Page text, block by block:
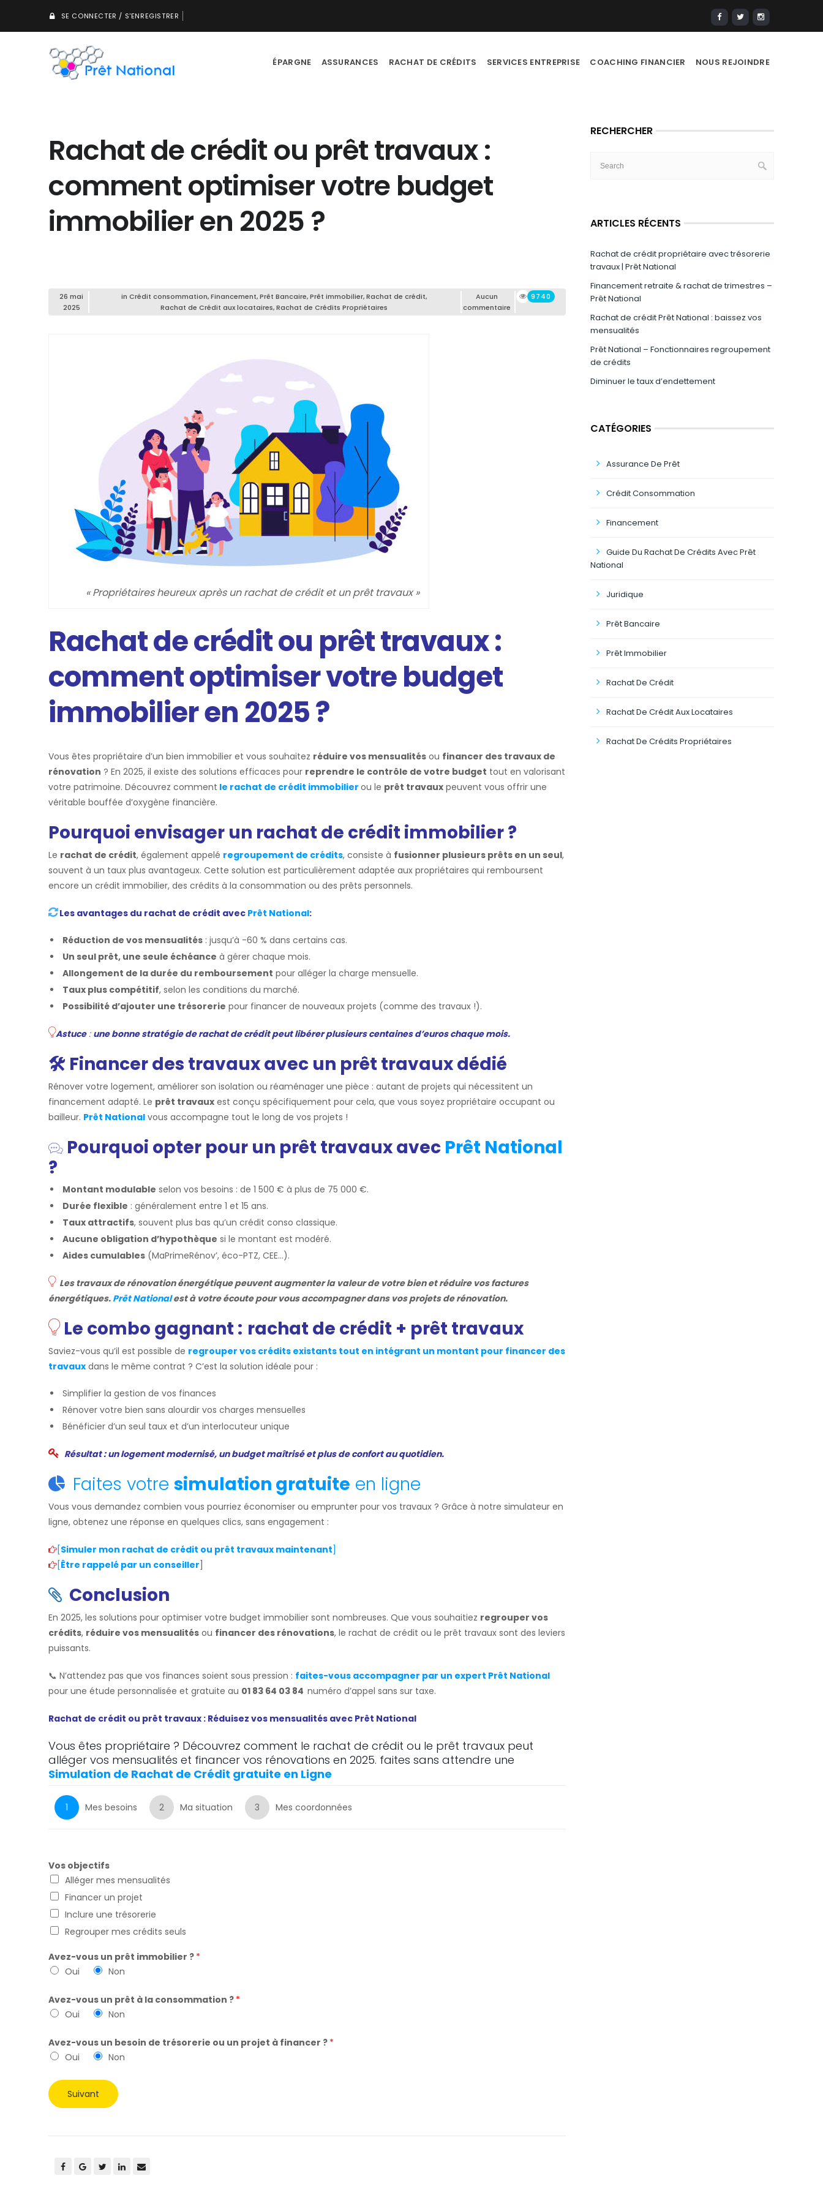
SE CONNECTER / S'ENREGISTRER
ÉPARGNE ASSURANCES RACHAT DE CRÉDITS SERVICES ENTREPRISE COACHING FINANCIER NOUS REJOINDRE
Rachat de crédit ou prêt travaux :
comment optimiser votre budget
immobilier en 2025 ?
26 mai
2025
in Crédit consommation,Financement,Prêt Bancaire,Prêt immobilier,Rachat de crédit,
Rachat de Crédit aux locataires,Rachat de Crédits Propriétaires
Aucun
commentaire
9740
« Propriétaires heureux après un rachat de crédit et un prêt travaux »
Rachat de crédit ou prêt travaux :
comment optimiser votre budget
immobilier en 2025 ?
Vous êtes propriétaire d’un bien immobilier et vous souhaitez réduire vos mensualités ou financer des travaux de
rénovation ? En 2025, il existe des solutions efficaces pour reprendre le contrôle de votre budget tout en valorisant
votre patrimoine. Découvrez comment le rachat de crédit immobilier ou le prêt travaux peuvent vous offrir une
véritable bouffée d’oxygène financière.
Pourquoi envisager un rachat de crédit immobilier ?
Le rachat de crédit, également appelé regroupement de crédits, consiste à fusionner plusieurs prêts en un seul,
souvent à un taux plus avantageux. Cette solution est particulièrement adaptée aux propriétaires qui remboursent
encore un crédit immobilier, des crédits à la consommation ou des prêts personnels.
Les avantages du rachat de crédit avec Prêt National:
Réduction de vos mensualités : jusqu’à -60 % dans certains cas.
Un seul prêt, une seule échéance à gérer chaque mois.
Allongement de la durée du remboursement pour alléger la charge mensuelle.
Taux plus compétitif, selon les conditions du marché.
Possibilité d’ajouter une trésorerie pour financer de nouveaux projets (comme des travaux !).
Astuce: une bonne stratégie de rachat de crédit peut libérer plusieurs centaines d’euros chaque mois.
🛠️ Financer des travaux avec un prêt travaux dédié
Rénover votre logement, améliorer son isolation ou réaménager une pièce : autant de projets qui nécessitent un
financement adapté. Le prêt travaux est conçu spécifiquement pour cela, que vous soyez propriétaire occupant ou
bailleur. Prêt National vous accompagne tout le long de vos projets !
Pourquoi opter pour un prêt travaux avec Prêt National
?
Montant modulable selon vos besoins : de 1 500 € à plus de 75 000 €.
Durée flexible : généralement entre 1 et 15 ans.
Taux attractifs, souvent plus bas qu’un crédit conso classique.
Aucune obligation d’hypothèque si le montant est modéré.
Aides cumulables (MaPrimeRénov’, éco-PTZ, CEE…).
Les travaux de rénovation énergétique peuvent augmenter la valeur de votre bien et réduire vos factures
énergétiques. Prêt Nationalest à votre écoute pour vous accompagner dans vos projets de rénovation.
Le combo gagnant : rachat de crédit + prêt travaux
Saviez-vous qu’il est possible de regrouper vos crédits existants tout en intégrant un montant pour financer des
travaux dans le même contrat ? C’est la solution idéale pour :
Simplifier la gestion de vos finances
Rénover votre bien sans alourdir vos charges mensuelles
Bénéficier d’un seul taux et d’un interlocuteur unique
Résultat : un logement modernisé, un budget maîtrisé et plus de confort au quotidien.
Faites votre simulation gratuite en ligne
Vous vous demandez combien vous pourriez économiser ou emprunter pour vos travaux ? Grâce à notre simulateur en
ligne, obtenez une réponse en quelques clics, sans engagement :
[Simuler mon rachat de crédit ou prêt travaux maintenant]
[Être rappelé par un conseiller
Conclusion
En 2025, les solutions pour optimiser votre budget immobilier sont nombreuses. Que vous souhaitiez regrouper vos
crédits, réduire vos mensualités ou financer des rénovations, le rachat de crédit ou le prêt travaux sont des leviers
puissants.
📞 N’attendez pas que vos finances soient sous pression : faites-vous accompagner par un expert Prêt National
pour une étude personnalisée et gratuite au 01 83 64 03 84 numéro d’appel sans sur taxe.
Rachat de crédit ou prêt travaux : Réduisez vos mensualités avec Prêt National
Vous êtes propriétaire ? Découvrez comment le rachat de crédit ou le prêt travaux peut
alléger vos mensualités et financer vos rénovations en 2025. faites sans attendre une
Simulation de Rachat de Crédit gratuite en Ligne
1 Mes besoins 2 Ma situation 3 Mes coordonnées
Vos objectifs
Alléger mes mensualités
Financer un projet
Inclure une trésorerie
Regrouper mes crédits seuls
Avez-vous un prêt immobilier ? *
Oui
Non
Avez-vous un prêt à la consommation ? *
Oui
Non
Avez-vous un besoin de trésorerie ou un projet à financer ? *
Oui
Non
Suivant
RECHERCHER
ARTICLES RÉCENTS
Rachat de crédit propriétaire avec trésorerie
travaux | Prêt National
Financement retraite & rachat de trimestres –
Prêt National
Rachat de crédit Prêt National : baissez vos
mensualités
Prêt National – Fonctionnaires regroupement
de crédits
Diminuer le taux d’endettement
CATÉGORIES
Assurance De Prêt
Crédit Consommation
Financement
Guide Du Rachat De Crédits Avec Prêt
National
Juridique
Prêt Bancaire
Prêt Immobilier
Rachat De Crédit
Rachat De Crédit Aux Locataires
Rachat De Crédits Propriétaires